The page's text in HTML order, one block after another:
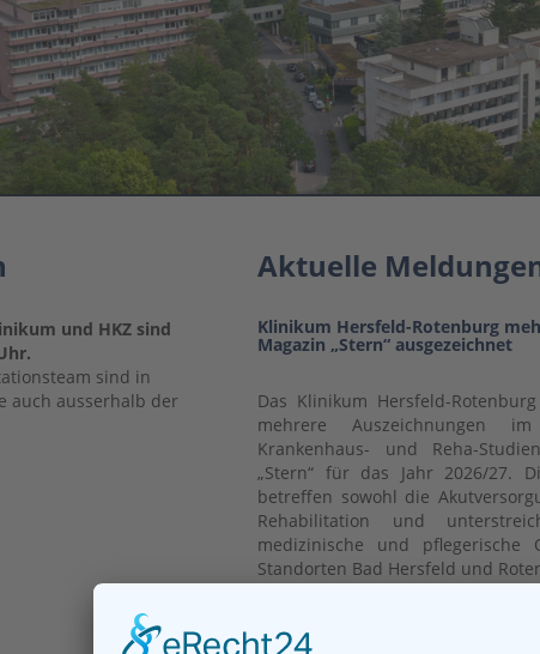
und HKZ sind
sind in
auch ausserhalb der
Aktuelle
Klinikum Hersfeld-Rotenburg
Magazin „Stern“ ausgezeichnet
Das Klinikum Hersfeld-
mehrere Auszeichnungen
Krankenhaus- und Reha-
„Stern“ für das Jahr 2026/27.
betreffen sowohl die
Rehabilitation und
medizinische und pflegerische
Standorten Bad Hersfeld und